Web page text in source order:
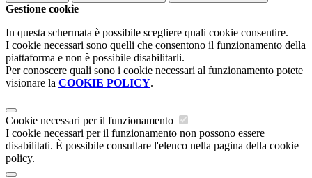
Gestione cookie
In questa schermata è possibile scegliere quali cookie consentire.
I cookie necessari sono quelli che consentono il funzionamento della
piattaforma e non è possibile disabilitarli.
Per conoscere quali sono i cookie necessari al funzionamento potete
visionare la COOKIE POLICY.
Cookie necessari per il funzionamento
I cookie necessari per il funzionamento non possono essere
disabilitati. È possibile consultare l'elenco nella pagina della cookie
policy.